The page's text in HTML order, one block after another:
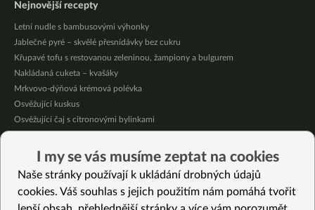
Nejnovější recepty
Letní nudle s bambusovými výhonky
Jablečné pyré – skvělé přesnídávky bez cukru
Křupavé tofu s restovanou zeleninou, žampiony a bulgurem
Nakládaná cuketa – kvašáky
Mrkvovo-dýňová krémová polévka
Osvěžující kuskus
Osvěžující čaj s citronovými bylinkami
Čokoládové muffiny s mangovým krémem
Meruňky a jablka v citrónovém želé
I my se vás musíme zeptat na cookies
Naše stránky používají k ukládání drobných údajů
cookies. Váš souhlas s jejich použitím nám pomáhá tvořit